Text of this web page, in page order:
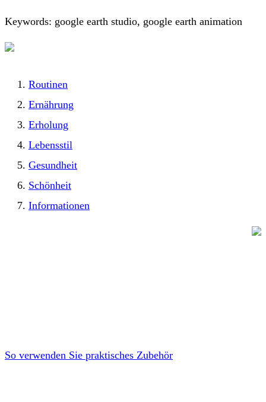
Keywords: google earth studio, google earth animation
Routinen
Ernährung
Erholung
Lebensstil
Gesundheit
Schönheit
Informationen
So verwenden Sie praktisches Zubehör